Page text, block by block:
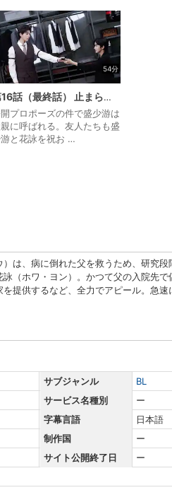
54分
第16話（最終話） 止まらない欲望と愛
プロポーズの件で盛少游は
に呼ばれる。友人たちも盛
と花詠を祝お …
は、病に倒れた父を救うため、研究
（ホワ・ヨン）。かつて父の入院先
提供するなど、全力でアピール。急
サブジャンル
BL
サービス名種別
ー
字幕言語
日本語
制作国
ー
サイト公開終了日
ー